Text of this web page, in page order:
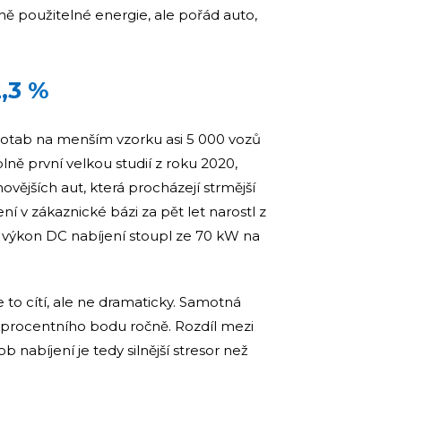
použitelné energie, ale pořád auto,
%
na menším vzorku asi 5 000 vozů
první velkou studií z roku 2020,
aut, která procházejí strmější
v zákaznické bázi za pět let narostl z
DC nabíjení stoupl ze 70 kW na
to cítí, ale ne dramaticky. Samotná
bodu ročně. Rozdíl mezi
nabíjení je tedy silnější stresor než